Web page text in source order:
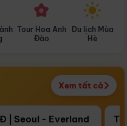
Tour Hoa Anh
Đào
Du lịch Mùa
Hè
Xem tất cả
Điểm nổi bật
| Seoul - Everland